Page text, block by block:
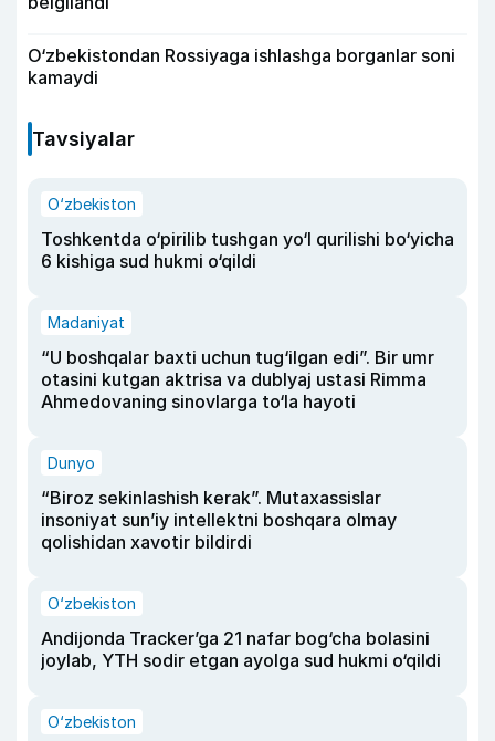
O‘zbekistondan Rossiyaga ishlashga borganlar soni
kamaydi
Tavsiyalar
O‘zbekiston
Toshkentda o‘pirilib tushgan yo‘l qurilishi bo‘yicha
6 kishiga sud hukmi o‘qildi
Madaniyat
“U boshqalar baxti uchun tug‘ilgan edi”. Bir umr
otasini kutgan aktrisa va dublyaj ustasi Rimma
Ahmedovaning sinovlarga to‘la hayoti
Dunyo
“Biroz sekinlashish kerak”. Mutaxassislar
insoniyat sun’iy intellektni boshqara olmay
qolishidan xavotir bildirdi
O‘zbekiston
Andijonda Tracker’ga 21 nafar bog‘cha bolasini
joylab, YTH sodir etgan ayolga sud hukmi o‘qildi
O‘zbekiston